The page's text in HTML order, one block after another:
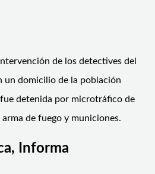
de los detectives del
un domicilio de la población
detenida por microtráfico de
de fuego y municiones.
Informa